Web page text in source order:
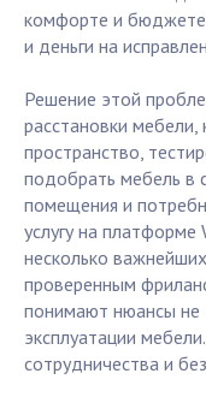
комфорте и бюджете,
и деньги на
Решение этой
расстановки мебели,
пространство,
подобрать мебель в
помещения и
услугу на платформе
несколько
проверенным
понимают нюансы не
эксплуатации
сотрудничества и